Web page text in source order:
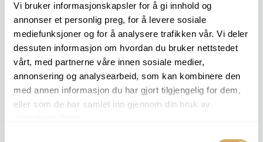
Vi bruker informasjonskapsler for å gi innhold og
annonser et personlig preg, for å levere sosiale
mediefunksjoner og for å analysere trafikken vår. Vi deler
dessuten informasjon om hvordan du bruker nettstedet
vårt, med partnerne våre innen sosiale medier,
annonsering og analysearbeid, som kan kombinere den
med annen informasjon du har gjort tilgjengelig for dem,
eller som de har samlet inn gjennom din bruk av
ANÁLISIS INCLUIDOS
Viscosidad v 100
Índice de viscosidad
Viscosidad v 40
Contenido de agua [ppm]
Sulfato
Índice PQ
Oxidación